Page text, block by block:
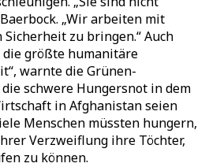
„Wir arbeiten mit
zu bringen.“ Auch
größte humanitäre
warnte die Grünen-
schwere Hungersnot in dem
in Afghanistan seien
Menschen müssten hungern,
Verzweiflung ihre Töchter,
zu können.